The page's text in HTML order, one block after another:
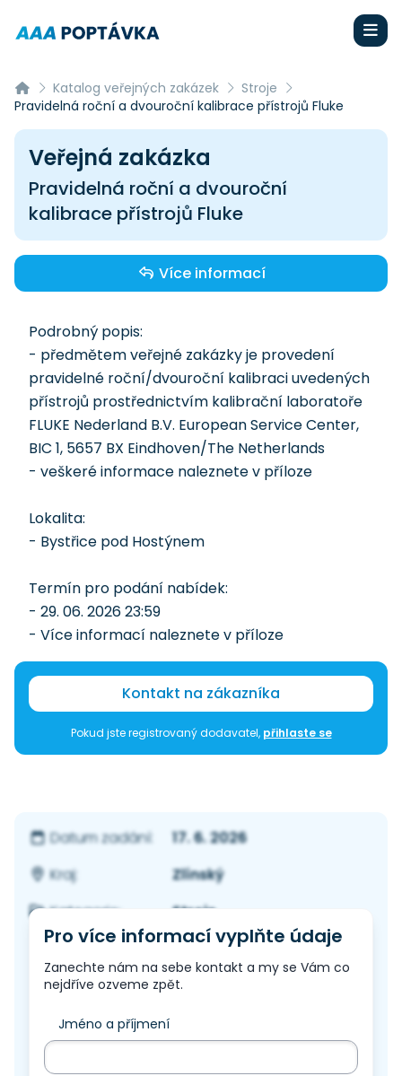
Katalog veřejných zakázek
Stroje
Pravidelná roční a dvouroční kalibrace přístrojů Fluke
Veřejná zakázka
Pravidelná roční a dvouroční
kalibrace přístrojů Fluke
Více informací
Podrobný popis:
- předmětem veřejné zakázky je provedení
pravidelné roční/dvouroční kalibraci uvedených
přístrojů prostřednictvím kalibrační laboratoře
FLUKE Nederland B.V. European Service Center,
BIC 1, 5657 BX Eindhoven/The Netherlands
- veškeré informace naleznete v příloze
Lokalita:
- Bystřice pod Hostýnem
Termín pro podání nabídek:
- 29. 06. 2026 23:59
- Více informací naleznete v příloze
Kontakt na zákazníka
Pokud jste registrovaný dodavatel, přihlaste se
Datum zadání:
17. 6. 2026
Kraj:
Zlínský
Kategorie:
Stroje
Pro více informací vyplňte údaje
Zanechte nám na sebe kontakt a my se Vám co
nejdříve ozveme zpět.
Jméno a příjmení